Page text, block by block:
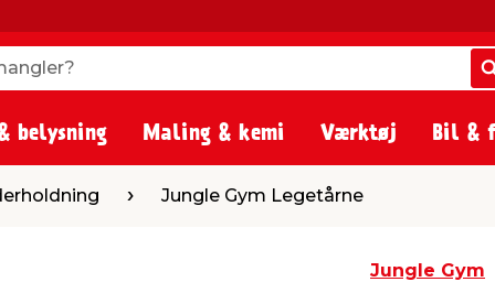
belysning Maling & kemi Værktøj Bil &
Jungle Gym LegetårneJungle Gym Legetårne
Jungle Gym